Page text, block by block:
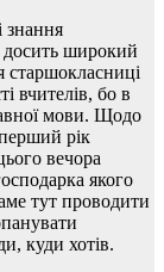
знання
досить широкий
вчителів, бо в
мови. Щодо
рік
вечора
якого
тут проводити
куди хотів.